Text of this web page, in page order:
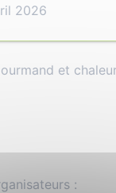
2026
et
: